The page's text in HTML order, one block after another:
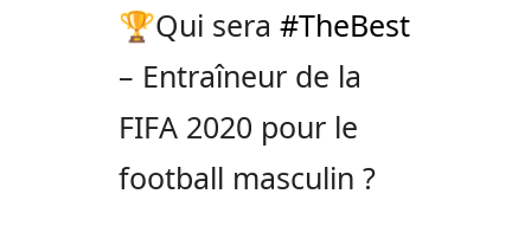
🏆Qui sera #TheBest
– Entraîneur de la
FIFA 2020 pour le
football masculin ?